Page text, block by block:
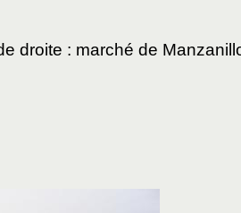
droite : marché de